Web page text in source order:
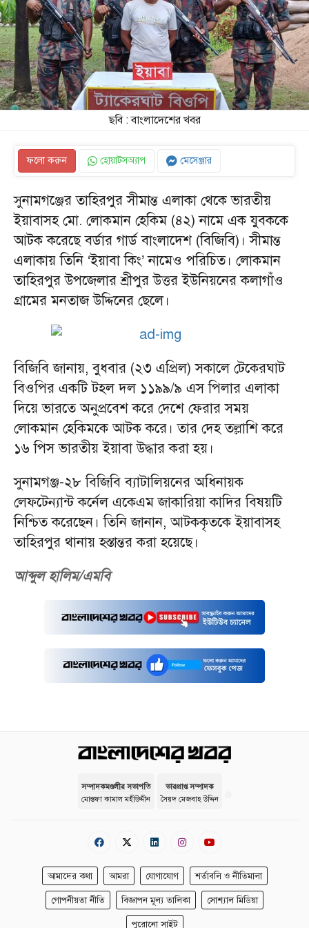
ছবি : বাংলাদেশের খবর
ফলো করুন হোয়াটসঅ্যাপ মেসেঞ্জার
সুনামগঞ্জের তাহিরপুর সীমান্ত এলাকা থেকে ভারতীয়
ইয়াবাসহ মো. লোকমান হেকিম (৪২) নামে এক যুবককে
আটক করেছে বর্ডার গার্ড বাংলাদেশ (বিজিবি)। সীমান্ত
এলাকায় তিনি ‘ইয়াবা কিং’ নামেও পরিচিত। লোকমান
তাহিরপুর উপজেলার শ্রীপুর উত্তর ইউনিয়নের কলাগাঁও
গ্রামের মনতাজ উদ্দিনের ছেলে।
বিজিবি জানায়, বুধবার (২৩ এপ্রিল) সকালে টেকেরঘাট
বিওপির একটি টহল দল ১১৯৯/৯ এস পিলার এলাকা
দিয়ে ভারতে অনুপ্রবেশ করে দেশে ফেরার সময়
লোকমান হেকিমকে আটক করে। তার দেহ তল্লাশি করে
১৬ পিস ভারতীয় ইয়াবা উদ্ধার করা হয়।
সুনামগঞ্জ-২৮ বিজিবি ব্যাটালিয়নের অধিনায়ক
লেফটেন্যান্ট কর্নেল একেএম জাকারিয়া কাদির বিষয়টি
নিশ্চিত করেছেন। তিনি জানান, আটককৃতকে ইয়াবাসহ
তাহিরপুর থানায় হস্তান্তর করা হয়েছে।
আব্দুল হালিম/এমবি
সম্পাদকমণ্ডলীর সভাপতি
মোস্তফা কামাল মহীউদ্দীন
ভারপ্রাপ্ত সম্পাদক
সৈয়দ মেজবাহ উদ্দিন
আমাদের কথা আমরা যোগাযোগ শর্তাবলি ও নীতিমালা
গোপনীয়তা নীতি বিজ্ঞাপন মূল্য তালিকা সোশ্যাল মিডিয়া
পুরোনো সাইট